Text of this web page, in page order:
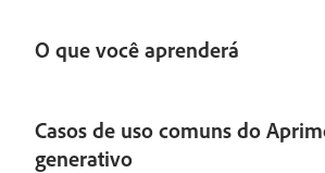
O que você aprenderá
Casos de uso comuns do
generativo